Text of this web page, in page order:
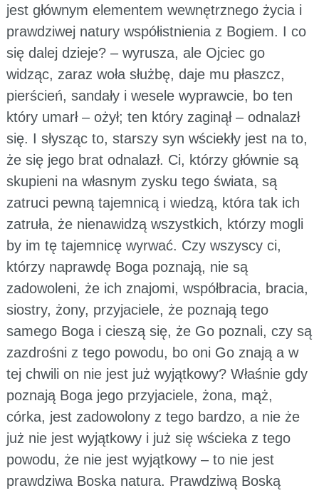
jest głównym elementem wewnętrznego życia i
prawdziwej natury współistnienia z Bogiem. I co
się dalej dzieje? – wyrusza, ale Ojciec go
widząc, zaraz woła służbę, daje mu płaszcz,
pierścień, sandały i wesele wyprawcie, bo ten
który umarł – ożył; ten który zaginął – odnalazł
się. I słysząc to, starszy syn wściekły jest na to,
że się jego brat odnalazł. Ci, którzy głównie są
skupieni na własnym zysku tego świata, są
zatruci pewną tajemnicą i wiedzą, która tak ich
zatruła, że nienawidzą wszystkich, którzy mogli
by im tę tajemnicę wyrwać. Czy wszyscy ci,
którzy naprawdę Boga poznają, nie są
zadowoleni, że ich znajomi, współbracia, bracia,
siostry, żony, przyjaciele, że poznają tego
samego Boga i cieszą się, że Go poznali, czy są
zazdrośni z tego powodu, bo oni Go znają a w
tej chwili on nie jest już wyjątkowy? Właśnie gdy
poznają Boga jego przyjaciele, żona, mąż,
córka, jest zadowolony z tego bardzo, a nie że
już nie jest wyjątkowy i już się wścieka z tego
powodu, że nie jest wyjątkowy – to nie jest
prawdziwa Boska natura. Prawdziwą Boską